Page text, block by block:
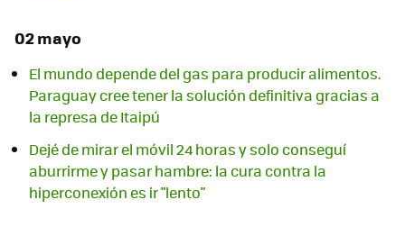
02 mayo
El mundo depende del gas para producir alimentos.
Paraguay cree tener la solución definitiva gracias a
la represa de Itaipú
Dejé de mirar el móvil 24 horas y solo conseguí
aburrirme y pasar hambre: la cura contra la
hiperconexión es ir "lento"